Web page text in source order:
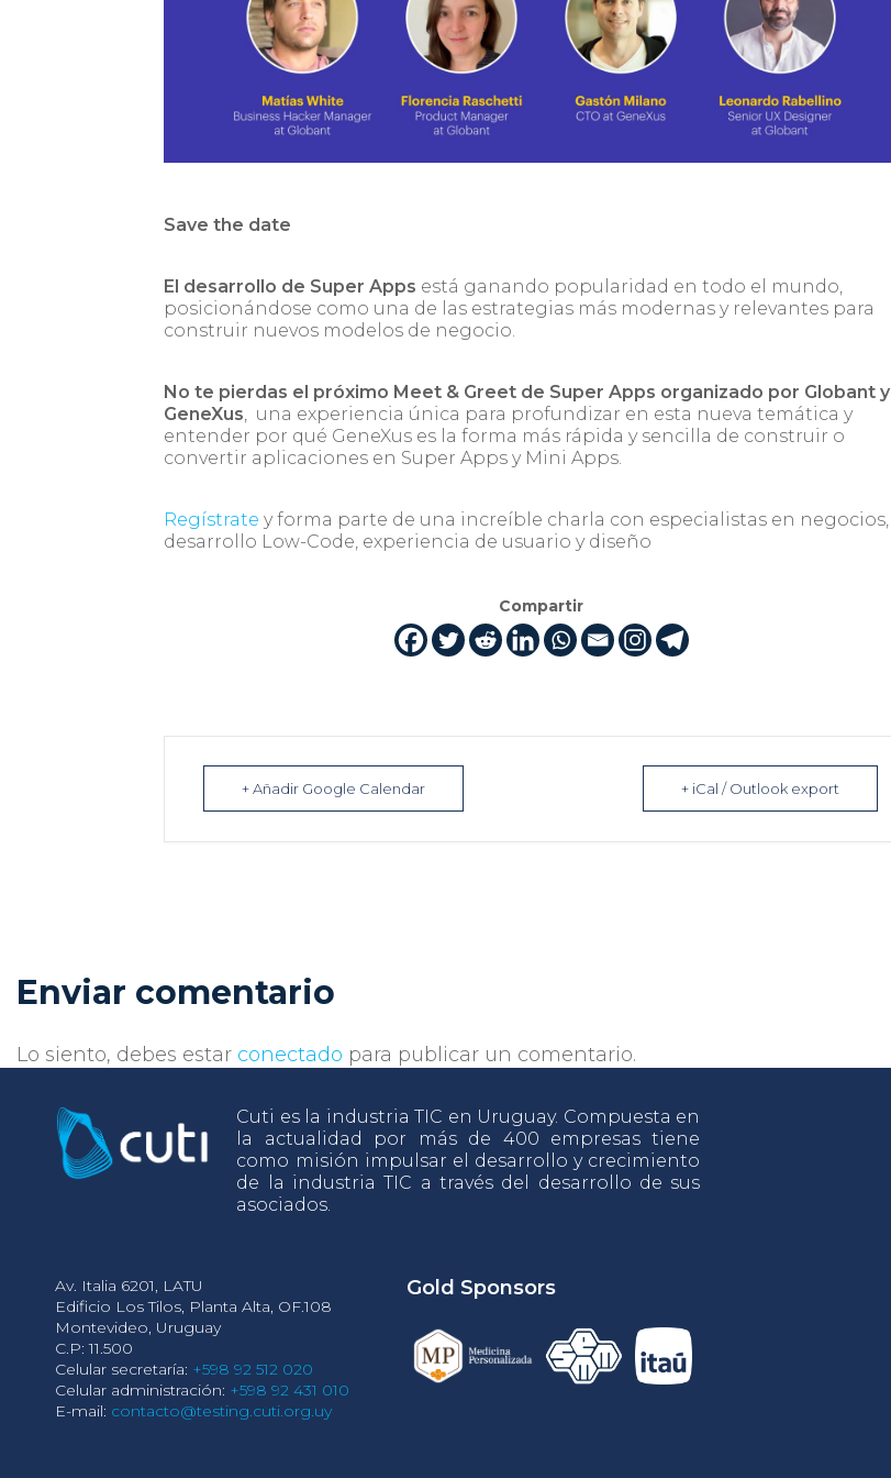
Save the date
El desarrollo de Super Apps está ganando popularidad en todo el mundo,
posicionándose como una de las estrategias más modernas y relevantes para
construir nuevos modelos de negocio.
No te pierdas el próximo Meet & Greet de Super Apps organizado por Globant y
GeneXus, una experiencia única para profundizar en esta nueva temática y
entender por qué GeneXus es la forma más rápida y sencilla de construir o
convertir aplicaciones en Super Apps y Mini Apps.
Regístrate y forma parte de una increíble charla con especialistas en negocios,
desarrollo Low-Code, experiencia de usuario y diseño
Compartir
+ Añadir Google Calendar + iCal / Outlook export
Enviar comentario
Lo siento, debes estar conectado para publicar un comentario.
Cuti es la industria TIC en Uruguay. Compuesta en
la actualidad por más de 400 empresas tiene
como misión impulsar el desarrollo y crecimiento
de la industria TIC a través del desarrollo de sus
asociados.
Av. Italia 6201, LATU
Edificio Los Tilos, Planta Alta, OF.108
Montevideo, Uruguay
C.P: 11.500
Celular secretaría: +598 92 512 020
Celular administración: +598 92 431 010
E-mail: contacto@testing.cuti.org.uy
Gold Sponsors